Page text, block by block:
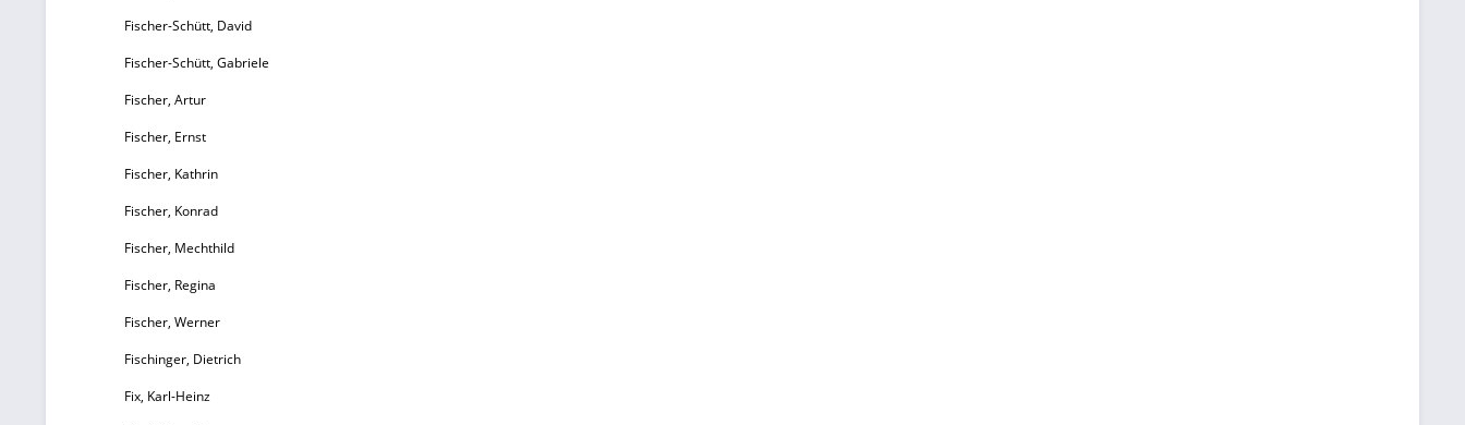
Fischer-Schütt, David
Fischer-Schütt, Gabriele
Fischer, Artur
Fischer, Ernst
Fischer, Kathrin
Fischer, Konrad
Fischer, Mechthild
Fischer, Regina
Fischer, Werner
Fischinger, Dietrich
Fix, Karl-Heinz